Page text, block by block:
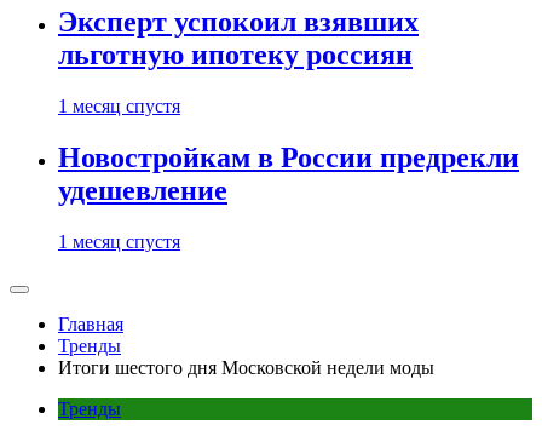
Эксперт успокоил взявших
льготную ипотеку россиян
1 месяц спустя
Новостройкам в России предрекли
удешевление
1 месяц спустя
Главная
Тренды
Итоги шестого дня Московской недели моды
Тренды